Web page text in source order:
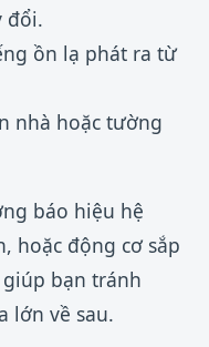
đổi.
ồn lạ phát ra từ
nhà hoặc tường
báo hiệu hệ
hoặc động cơ sắp
bạn tránh
lớn về sau.